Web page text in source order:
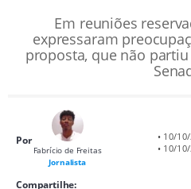
Em reuniões
expressaram
proposta, que não
Por
Fabrício de Freitas
Jornalista
• 10/
• 10/
Compartilhe: